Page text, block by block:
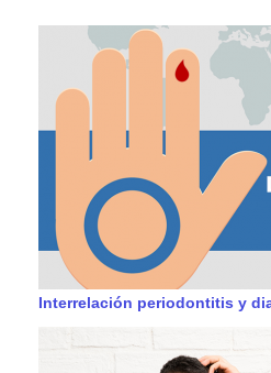
Interrelación periodontitis y